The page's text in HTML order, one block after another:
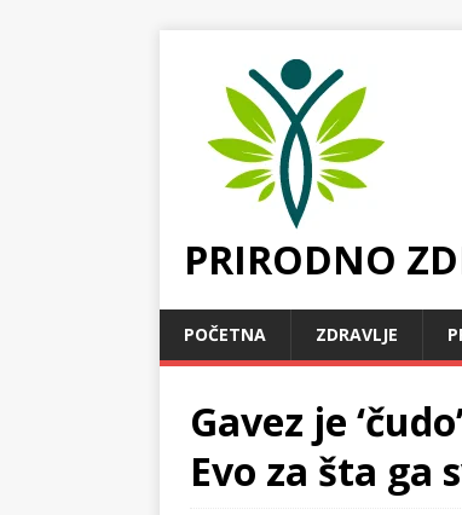
PRIRODNO
POČETNA ZDRAVLJE
Gavez je
Evo za šta ga